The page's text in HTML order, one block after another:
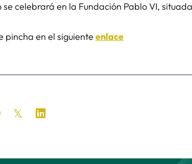
se celebrará en la Fundación Pablo VI,
pincha en el siguiente enlace